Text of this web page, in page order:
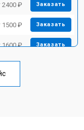
2400 ₽ Заказать
1500 ₽ Заказать
1600 ₽ Заказать
1800 ₽